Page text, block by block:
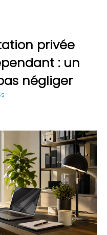
privée
: un
négliger